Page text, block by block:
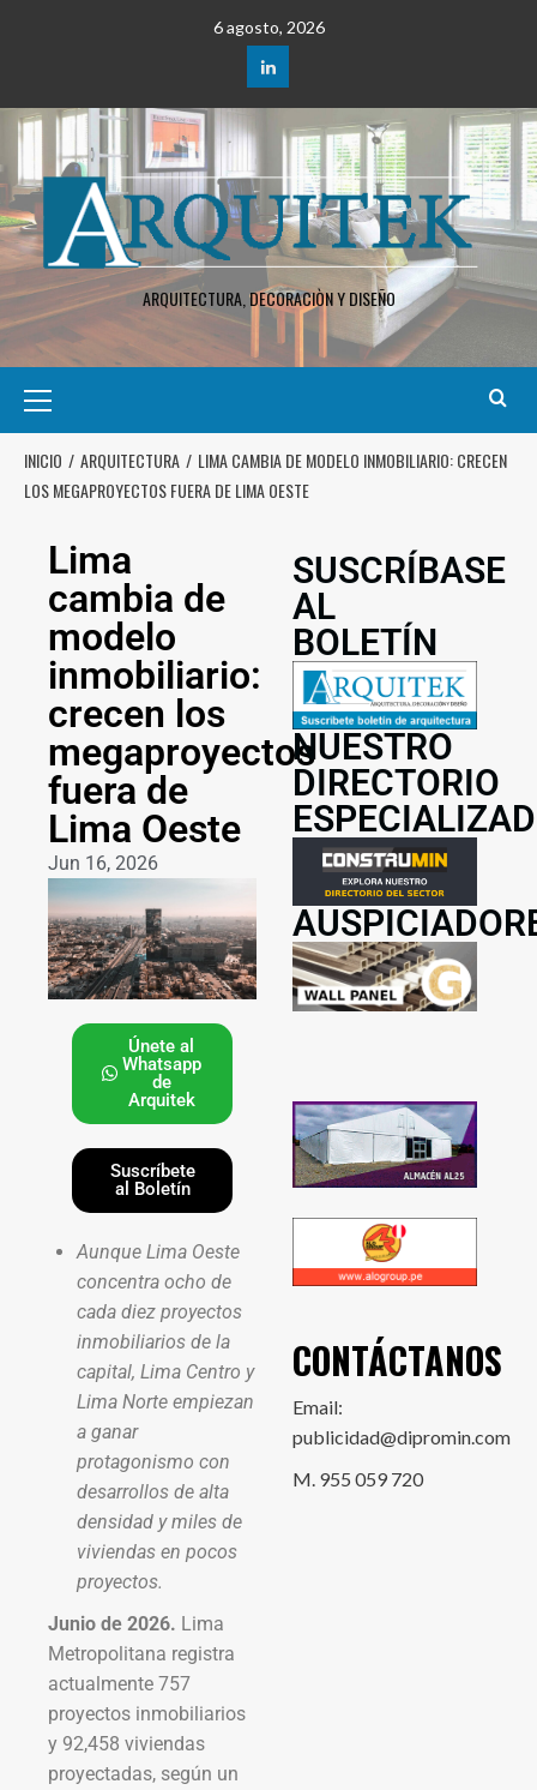
6 agosto, 2026
ARQUITECTURA, DECORACIÒN Y DISEÑO
INICIO ARQUITECTURA
LIMA CAMBIA DE MODELO INMOBILIARIO: CRECEN
LOS MEGAPROYECTOS FUERA DE LIMA OESTE
Lima
cambia de
modelo
inmobiliario:
crecen los
megaproyectos
fuera de
Lima Oeste
Jun 16, 2026
Únete al
Whatsapp
de
Arquitek
Suscríbete
al Boletín
Aunque Lima Oeste
concentra ocho de
cada diez proyectos
inmobiliarios de la
capital, Lima Centro y
Lima Norte empiezan
a ganar
protagonismo con
desarrollos de alta
densidad y miles de
viviendas en pocos
proyectos.
Junio de 2026. Lima
Metropolitana registra
actualmente 757
proyectos inmobiliarios
y 92,458 viviendas
proyectadas, según un
SUSCRÍBASE
AL
BOLETÍN
NUESTRO
DIRECTORIO
CONTÁCTANOS
Email:
publicidad@dipromin.com
M. 955 059 720